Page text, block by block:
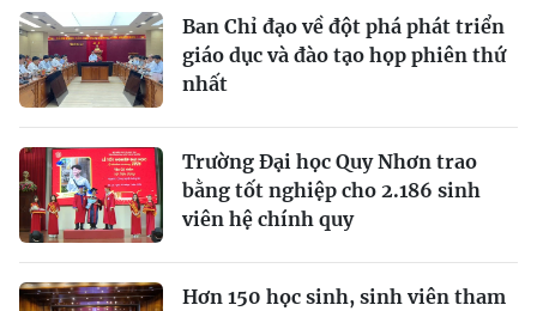
Ban Chỉ đạo về đột phá phát triển
giáo dục và đào tạo họp phiên thứ
nhất
Trường Đại học Quy Nhơn trao
bằng tốt nghiệp cho 2.186 sinh
viên hệ chính quy
Hơn 150 học sinh, sinh viên tham